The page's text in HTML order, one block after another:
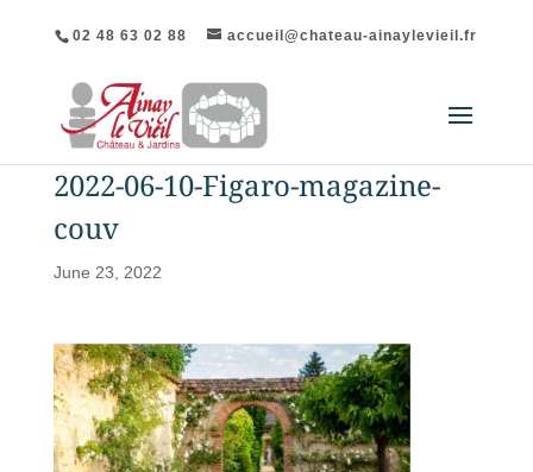
02 48 63 02 88 accueil@chateau-ainaylevieil.fr
2022-06-10-Figaro-magazine-
couv
June 23, 2022